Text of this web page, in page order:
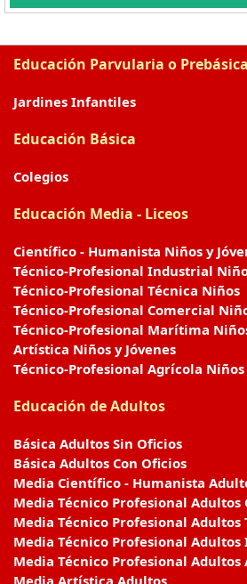
Educación Parvularia o Prebásica
Jardines Infantiles
Educación Básica
Colegios
Educación Media - Liceos
Científico - Humanista Niños y
Técnico-Profesional Industrial
Técnico-Profesional Técnica Niños
Técnico-Profesional Comercial
Técnico-Profesional Marítima
Artística Niños y Jóvenes
Técnico-Profesional Agrícola Niños
Educación de Adultos
Básica Adultos Sin Oficios
Básica Adultos Con Oficios
Media Científico - Humanista
Media Técnico Profesional Adultos
Media Técnico Profesional Adultos
Media Técnico Profesional
Media Técnico Profesional Adultos
Media Artística Adultos